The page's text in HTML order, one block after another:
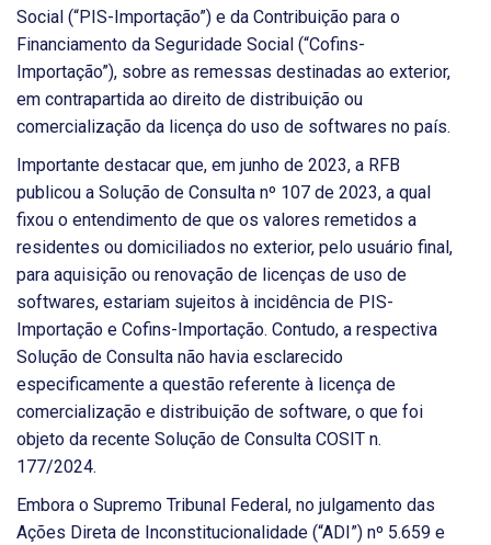
Social (“PIS-Importação”) e da Contribuição para o
Financiamento da Seguridade Social (“Cofins-
Importação”), sobre as remessas destinadas ao exterior,
em contrapartida ao direito de distribuição ou
comercialização da licença do uso de softwares no país.
Importante destacar que, em junho de 2023, a RFB
publicou a Solução de Consulta nº 107 de 2023, a qual
fixou o entendimento de que os valores remetidos a
residentes ou domiciliados no exterior, pelo usuário final,
para aquisição ou renovação de licenças de uso de
softwares, estariam sujeitos à incidência de PIS-
Importação e Cofins-Importação. Contudo, a respectiva
Solução de Consulta não havia esclarecido
especificamente a questão referente à licença de
comercialização e distribuição de software, o que foi
objeto da recente Solução de Consulta COSIT n.
177/2024.
Embora o Supremo Tribunal Federal, no julgamento das
Ações Direta de Inconstitucionalidade (“ADI”) nº 5.659 e